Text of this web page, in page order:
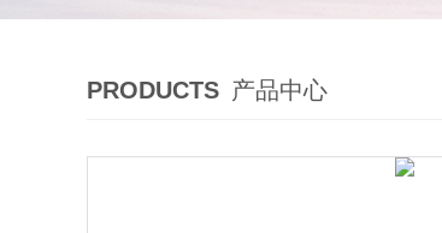
PRODUCTS 产品中心